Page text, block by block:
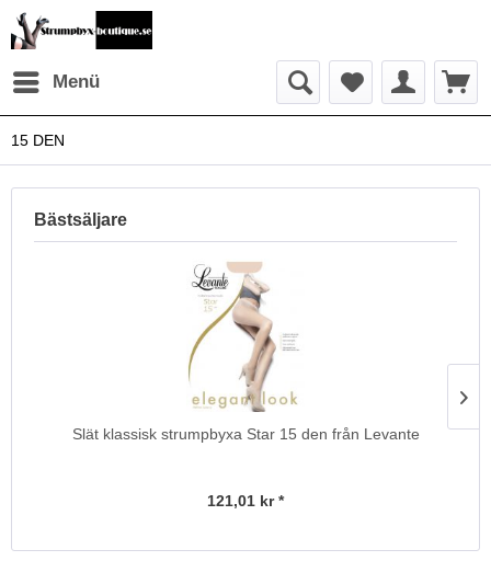
Menü
15 DEN
Bästsäljare
Slät klassisk strumpbyxa Star 15 den från Levante
121,01 kr *